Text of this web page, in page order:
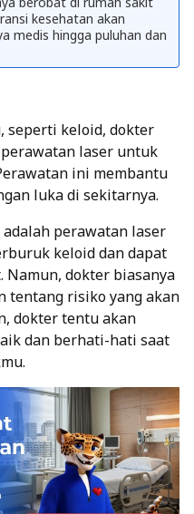
kesehatan akan
medis hingga puluhan dan
seperti keloid, dokter
laser untuk
ini membantu
luka di sekitarnya.
perawatan laser
keloid dan dapat
dokter biasanya
tentang risiko yang akan
dokter tentu akan
dan berhati-hati saat